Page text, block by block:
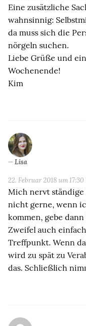
Eine zusätzliche
wahnsinnig:
da muss sich die
nörgeln suchen.
Liebe Grüße und
Wochenende!
Kim
Lisa
22. Februar 2018 um
Mich nervt
nicht gerne, wenn
kommen, gebe
Zweifel auch
Treffpunkt. Wenn
wird zu spät zu
das. Schließlich